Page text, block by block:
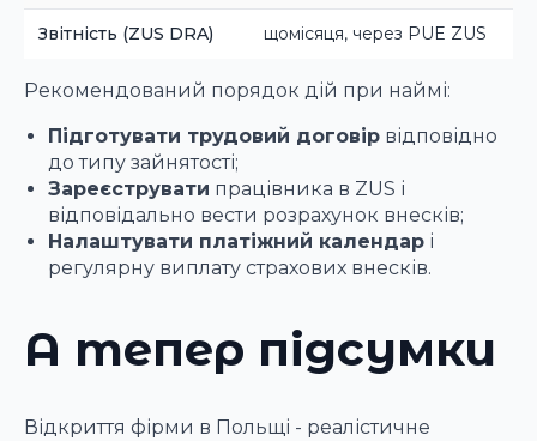
Звітність (ZUS DRA) щомісяця, через PUE ZUS
Рекомендований порядок дій при наймі:
Підготувати трудовий договір відповідно
до типу зайнятості;
Зареєструвати працівника в ZUS і
відповідально вести розрахунок внесків;
Налаштувати платіжний календар і
регулярну виплату страхових внесків.
А тепер підсумки
Відкриття фірми в Польщі - реалістичне